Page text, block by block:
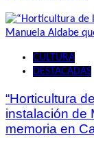
CULTURA
DESTACADAS
“Horticultura
instalación de
memoria en